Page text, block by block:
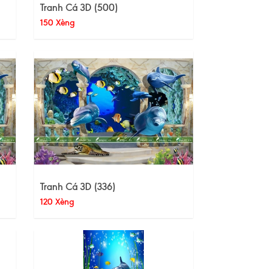
Tranh Cá 3D (500)
150 Xèng
Tranh Cá 3D (336)
120 Xèng